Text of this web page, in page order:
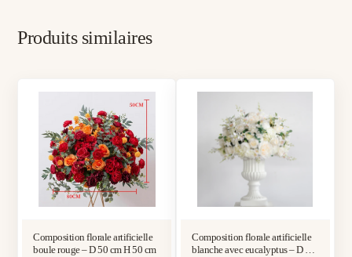
Produits similaires
Composition florale artificielle
boule rouge – D 50 cm H 50 cm
Composition florale artificielle
blanche avec eucalyptus – D 50